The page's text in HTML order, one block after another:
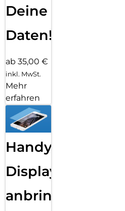
Deine
Daten!
ab 35,00 €
inkl. MwSt.
Mehr
erfahren
Handy
Displayfolie
anbringen